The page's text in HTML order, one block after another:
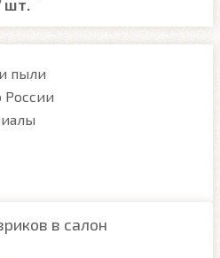
шт.
пыли
России
в салон